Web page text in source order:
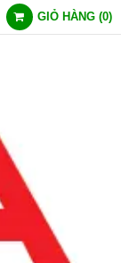
GIỎ HÀNG (0)